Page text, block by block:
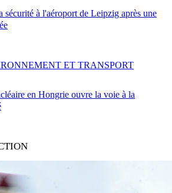
à l'aéroport de Leipzig après une
en Hongrie ouvre la voie à la
ET TRANSPORT